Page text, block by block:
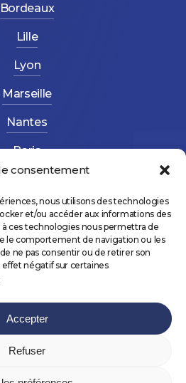
consentement
nous utilisons des technologies
et/ou accéder aux informations des
à ces technologies nous permettra de
le comportement de navigation ou les
ne pas consentir ou de retirer son
négatif sur certaines
Accepter
Refuser
Bordeaux
Lille
Lyon
Marseille
Nantes
Paris
Réalisé avec 💛 par
&Agence Gus